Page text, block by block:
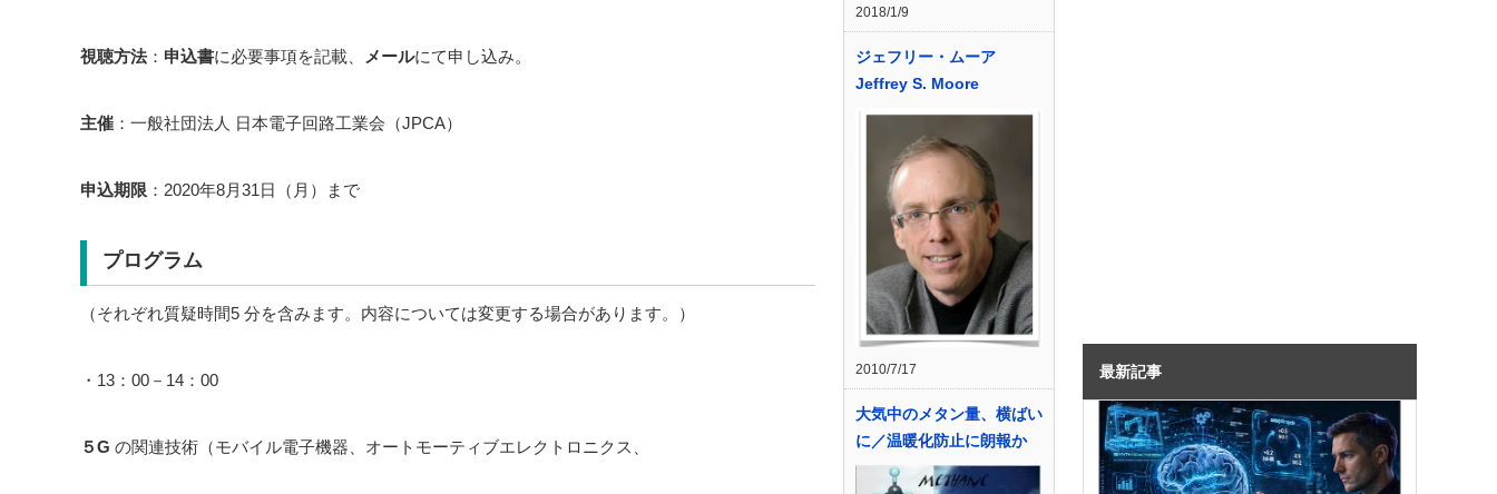
視聴方法： 申込書に必要事項を記載、 メールにて申し込み。
主催 ：一般社団法人 日本電子回路工業会（JPCA）
申込期限 ：2020年8月31日（月）まで
プログラム
（それぞれ質疑時間5 分を含みます。内容については変更する場合があります。）
・13：00－14：00
５G の関連技術（モバイル電子機器、オートモーティブエレクトロニクス、
2018/1/9
ジェフリー・ムーア
Jeffrey S. Moore
2010/7/17
大気中のメタン量、横ばい
に／温暖化防止に朗報か
最新記事